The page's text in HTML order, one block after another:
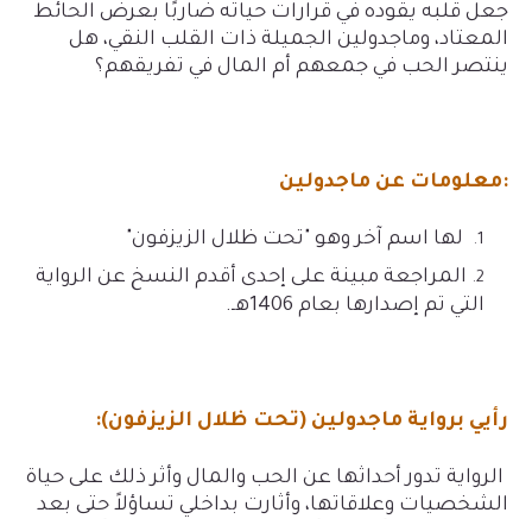
جعل قلبه يقوده في قرارات حياته ضاربًا بعرض الحائط
المعتاد، وماجدولين الجميلة ذات القلب النقي، هل
ينتصر الحب في جمعهم أم المال في تفريقهم؟
معلومات عن ماجدولين:
لها اسم آخر وهو "تحت ظلال الزيزفون"
المراجعة مبينة على إحدى أقدم النسخ عن الرواية
التي تم إصدارها بعام 1406هـ.
رأيي برواية ماجدولين (تحت ظلال الزيزفون):
الرواية تدور أحداثها عن الحب والمال وأثر ذلك على حياة
الشخصيات وعلاقاتها، وأثارت بداخلي تساؤلاً حتى بعد